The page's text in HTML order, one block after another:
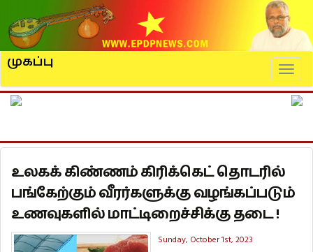
முகப்பு
உலகக் கிண்ணம் கிரிக்கெட் தொடரில்
பங்கேற்கும் வீரர்களுக்கு வழங்கப்படும்
உணவுகளில் மாட்டிறைச்சிக்கு தடை !
Sunday, October 1st, 2023